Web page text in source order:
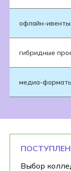
офлайн-ивенты
гибридные
медиа-
Выбор